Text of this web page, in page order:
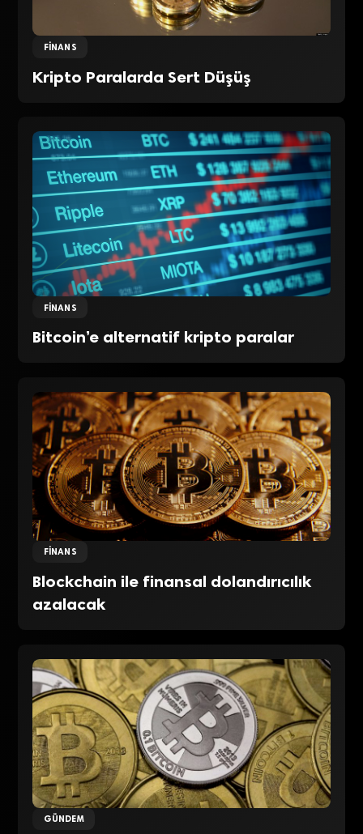
FINANS
Kripto Paralarda Sert Düşüş
FINANS
Bitcoin’e alternatif kripto paralar
FINANS
Blockchain ile finansal dolandırıcılık
azalacak
GÜNDEM